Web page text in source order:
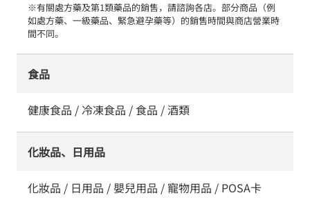
※有關處方藥及第1類藥品的銷售，請諮詢各店。部分商品（例
如處方藥、一級藥品、緊急避孕藥等）的銷售時間與商店營業時
間不同。
食品
健康食品 / 冷凍食品 / 食品 / 酒類
化妝品、日用品
化妝品 / 日用品 / 嬰兒用品 / 寵物用品 / POSA卡